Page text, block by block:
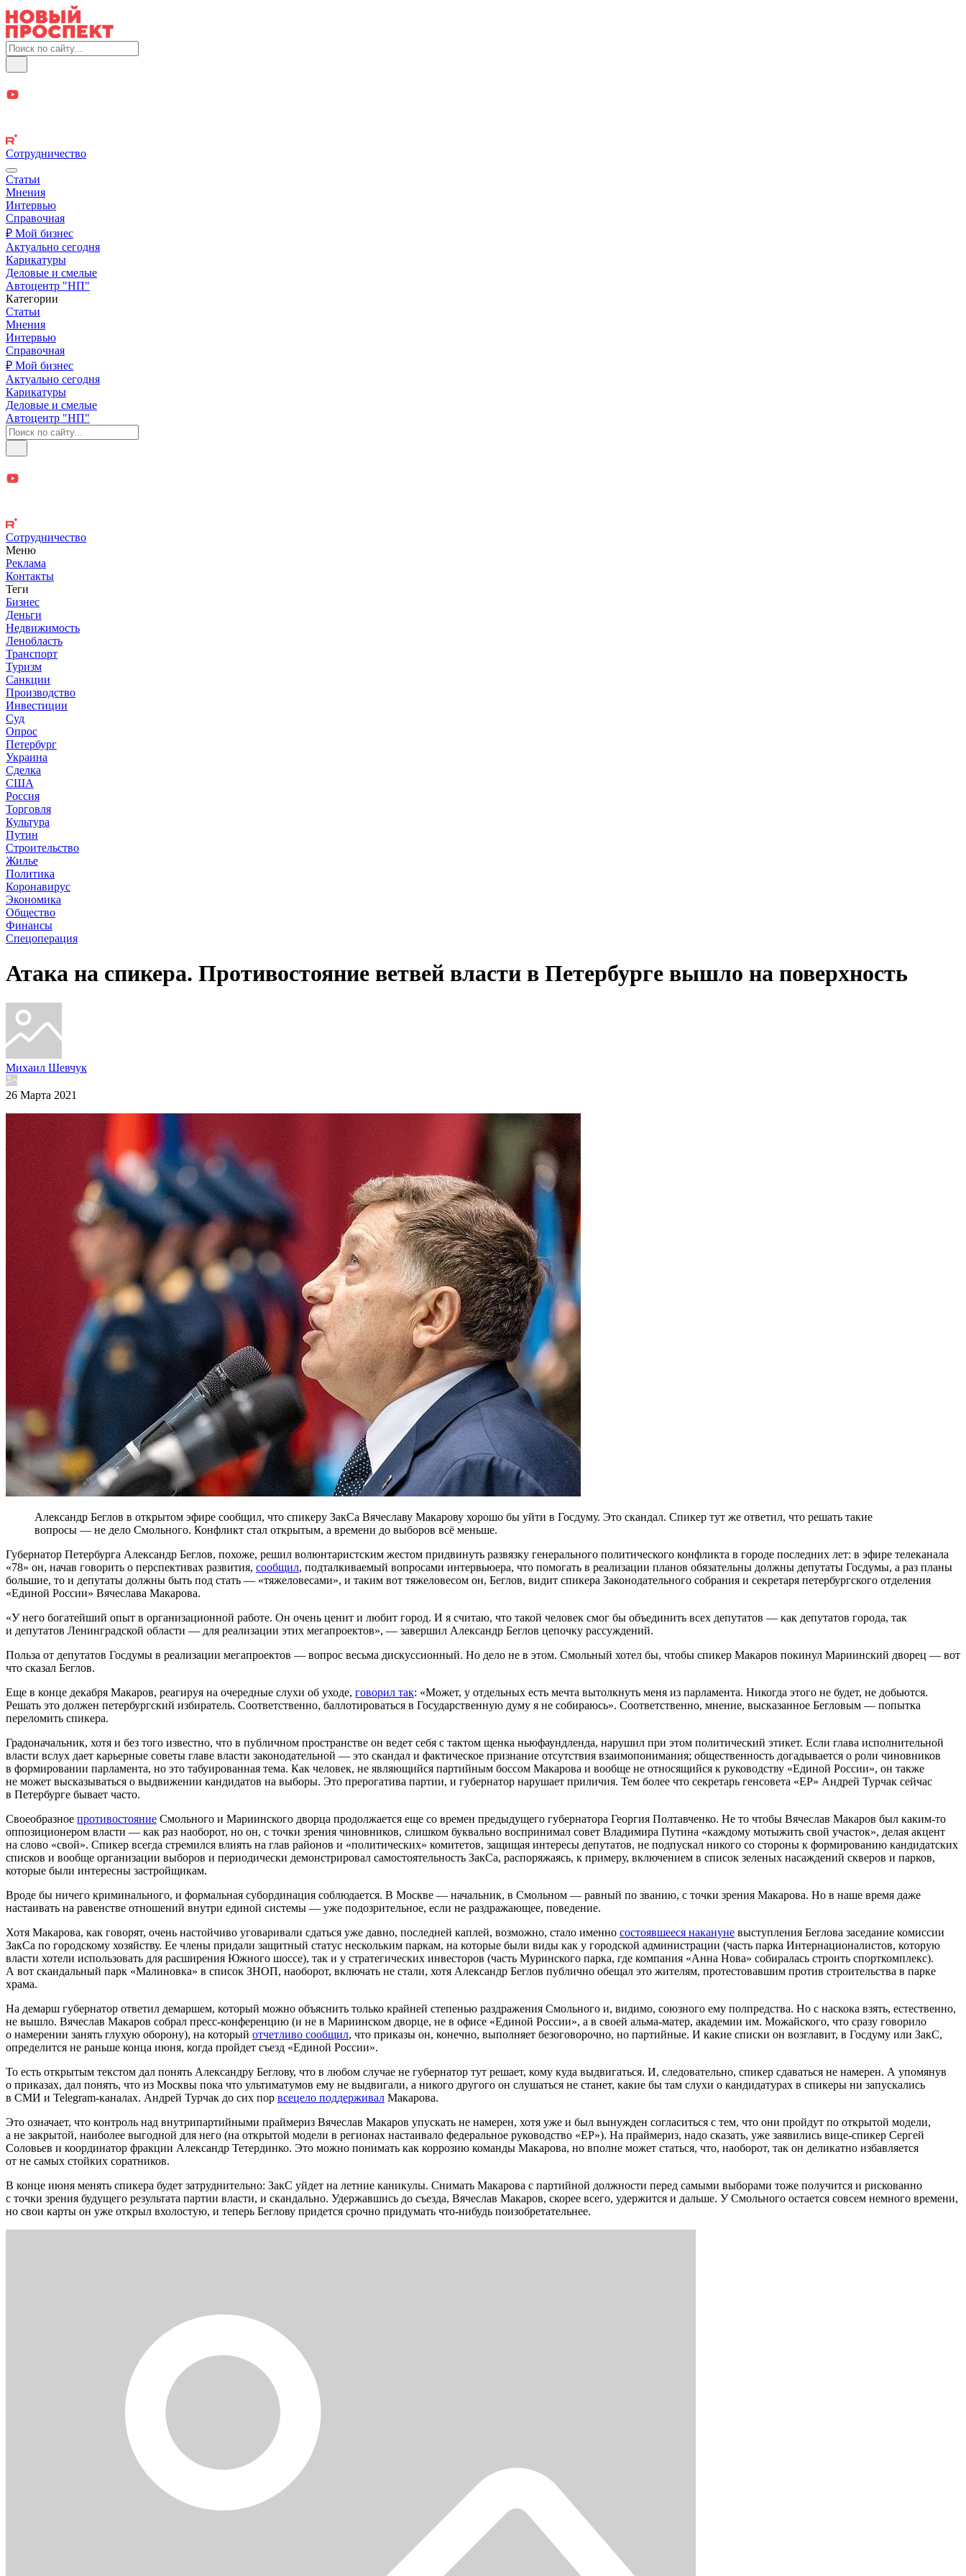
Сотрудничество
Статьи
Мнения
Интервью
Справочная
₽ Мой бизнес
Актуально сегодня
Карикатуры
Деловые и смелые
Автоцентр "НП"
Категории
Статьи
Мнения
Интервью
Справочная
₽ Мой бизнес
Актуально сегодня
Карикатуры
Деловые и смелые
Автоцентр "НП"
Сотрудничество
Меню
Реклама
Контакты
Теги
Бизнес
Деньги
Недвижимость
Ленобласть
Транспорт
Туризм
Санкции
Производство
Инвестиции
Суд
Опрос
Петербург
Украина
Сделка
США
Россия
Торговля
Культура
Путин
Строительство
Жилье
Политика
Коронавирус
Экономика
Общество
Финансы
Спецоперация
Атака на спикера. Противостояние ветвей власти в Петербурге вышло на поверхность
Михаил Шевчук
26 Марта 2021
Александр Беглов в открытом эфире сообщил, что спикеру ЗакСа Вячеславу Макарову хорошо бы уйти в Госдуму. Это скандал. Спикер тут же ответил, что решать такие
вопросы — не дело Смольного. Конфликт стал открытым, а времени до выборов всё меньше.
Губернатор Петербурга Александр Беглов, похоже, решил волюнтаристским жестом придвинуть развязку генерального политического конфликта в городе последних лет: в эфире телеканала
«78» он, начав говорить о перспективах развития, сообщил, подталкиваемый вопросами интервьюера, что помогать в реализации планов обязательны должны депутаты Госдумы, а раз планы
большие, то и депутаты должны быть под стать — «тяжеловесами», и таким вот тяжеловесом он, Беглов, видит спикера Законодательного собрания и секретаря петербургского отделения
«Единой России» Вячеслава Макарова.
«У него богатейший опыт в организационной работе. Он очень ценит и любит город. И я считаю, что такой человек смог бы объединить всех депутатов — как депутатов города, так
и депутатов Ленинградской области — для реализации этих мегапроектов», — завершил Александр Беглов цепочку рассуждений.
Польза от депутатов Госдумы в реализации мегапроектов — вопрос весьма дискуссионный. Но дело не в этом. Смольный хотел бы, чтобы спикер Макаров покинул Мариинский дворец — вот
что сказал Беглов.
Еще в конце декабря Макаров, реагируя на очередные слухи об уходе, говорил так: «Может, у отдельных есть мечта вытолкнуть меня из парламента. Никогда этого не будет, не добьются.
Решать это должен петербургский избиратель. Соответственно, баллотироваться в Государственную думу я не собираюсь». Соответственно, мнение, высказанное Бегловым — попытка
переломить спикера.
Градоначальник, хотя и без того известно, что в публичном пространстве он ведет себя с тактом щенка ньюфаундленда, нарушил при этом политический этикет. Если глава исполнительной
власти вслух дает карьерные советы главе власти законодательной — это скандал и фактическое признание отсутствия взаимопонимания; общественность догадывается о роли чиновников
в формировании парламента, но это табуированная тема. Как человек, не являющийся партийным боссом Макарова и вообще не относящийся к руководству «Единой России», он также
не может высказываться о выдвижении кандидатов на выборы. Это прерогатива партии, и губернатор нарушает приличия. Тем более что секретарь генсовета «ЕР» Андрей Турчак сейчас
в Петербурге бывает часто.
Своеобразное противостояние Смольного и Мариинского дворца продолжается еще со времен предыдущего губернатора Георгия Полтавченко. Не то чтобы Вячеслав Макаров был каким-то
оппозиционером власти — как раз наоборот, но он, с точки зрения чиновников, слишком буквально воспринимал совет Владимира Путина «каждому мотыжить свой участок», делая акцент
на слово «свой». Спикер всегда стремился влиять на глав районов и «политических» комитетов, защищая интересы депутатов, не подпускал никого со стороны к формированию кандидатских
списков и вообще организации выборов и периодически демонстрировал самостоятельность ЗакСа, распоряжаясь, к примеру, включением в список зеленых насаждений скверов и парков,
которые были интересны застройщикам.
Вроде бы ничего криминального, и формальная субординация соблюдается. В Москве — начальник, в Смольном — равный по званию, с точки зрения Макарова. Но в наше время даже
настаивать на равенстве отношений внутри единой системы — уже подозрительное, если не раздражающее, поведение.
Хотя Макарова, как говорят, очень настойчиво уговаривали сдаться уже давно, последней каплей, возможно, стало именно состоявшееся накануне выступления Беглова заседание комиссии
ЗакСа по городскому хозяйству. Ее члены придали защитный статус нескольким паркам, на которые были виды как у городской администрации (часть парка Интернационалистов, которую
власти хотели использовать для расширения Южного шоссе), так и у стратегических инвесторов (часть Муринского парка, где компания «Анна Нова» собиралась строить спорткомплекс).
А вот скандальный парк «Малиновка» в список ЗНОП, наоборот, включать не стали, хотя Александр Беглов публично обещал это жителям, протестовавшим против строительства в парке
храма.
На демарш губернатор ответил демаршем, который можно объяснить только крайней степенью раздражения Смольного и, видимо, союзного ему полпредства. Но с наскока взять, естественно,
не вышло. Вячеслав Макаров собрал пресс-конференцию (и не в Мариинском дворце, не в офисе «Единой России», а в своей альма-матер, академии им. Можайского, что сразу говорило
о намерении занять глухую оборону), на который отчетливо сообщил, что приказы он, конечно, выполняет безоговорочно, но партийные. И какие списки он возглавит, в Госдуму или ЗакС,
определится не раньше конца июня, когда пройдет съезд «Единой России».
То есть открытым текстом дал понять Александру Беглову, что в любом случае не губернатор тут решает, кому куда выдвигаться. И, следовательно, спикер сдаваться не намерен. А упомянув
о приказах, дал понять, что из Москвы пока что ультиматумов ему не выдвигали, а никого другого он слушаться не станет, какие бы там слухи о кандидатурах в спикеры ни запускались
в СМИ и Telegram-каналах. Андрей Турчак до сих пор всецело поддерживал Макарова.
Это означает, что контроль над внутрипартийными праймериз Вячеслав Макаров упускать не намерен, хотя уже и был вынужден согласиться с тем, что они пройдут по открытой модели,
а не закрытой, наиболее выгодной для него (на открытой модели в регионах настаивало федеральное руководство «ЕР»). На праймериз, надо сказать, уже заявились вице-спикер Сергей
Соловьев и координатор фракции Александр Тетердинко. Это можно понимать как коррозию команды Макарова, но вполне может статься, что, наоборот, так он деликатно избавляется
от не самых стойких соратников.
В конце июня менять спикера будет затруднительно: ЗакС уйдет на летние каникулы. Снимать Макарова с партийной должности перед самыми выборами тоже получится и рискованно
с точки зрения будущего результата партии власти, и скандально. Удержавшись до съезда, Вячеслав Макаров, скорее всего, удержится и дальше. У Смольного остается совсем немного времени,
но свои карты он уже открыл вхолостую, и теперь Беглову придется срочно придумать что-нибудь поизобретательнее.